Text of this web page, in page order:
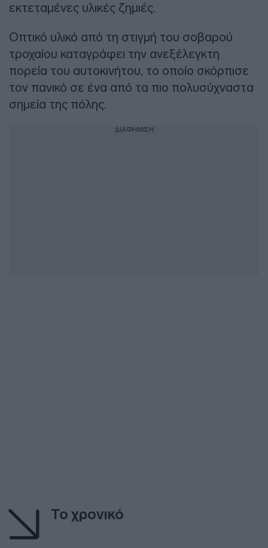
εκτεταμένες υλικές ζημιές.
Οπτικό υλικό από τη στιγμή του σοβαρού
τροχαίου καταγράφει την ανεξέλεγκτη
πορεία του αυτοκινήτου, το οποίο σκόρπισε
τον πανικό σε ένα από τα πιο πολυσύχναστα
σημεία της πόλης.
ΔΙΑΦΗΜΙΣΗ
Το χρονικό